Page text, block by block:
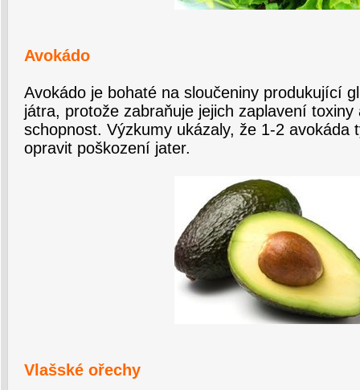
Avokádo
Avokádo je bohaté na sloučeniny produkující
játra, protože zabraňuje jejich zaplavení
schopnost. Výzkumy ukázaly, že 1-2 avokáda
opravit poškození jater.
Vlašské ořechy